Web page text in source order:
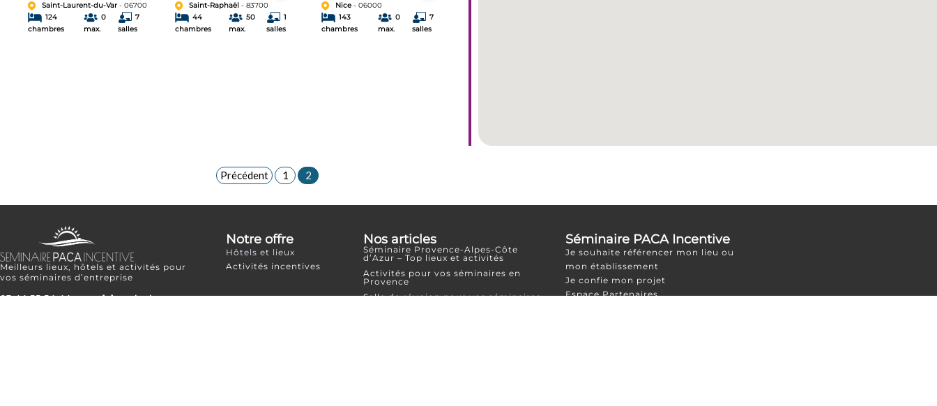
Saint-Laurent-du-Var- 06700
124
chambres
0
max.
7
salles
Saint-Raphaël - 83700
44
chambres
50
max.
1
salles
Nice- 06000
143
chambres
0
max.
7
salles
Précédent 1 2
Meilleurs lieux, hôtels et activités pour
vos séminaires d’entreprise
03 44 55 54 44–resa[a]seminaire-
Notre offre
Hôtels et lieux
Activités incentives
Nos articles
Séminaire Provence-Alpes-Côte
d’Azur – Top lieux et activités
Activités pour vos séminaires en
Provence
Salle de réunion pour vos séminaires
Séminaire PACA Incentive
Je souhaite référencer mon lieu ou
mon établissement
Je confie mon projet
Espace Partenaires